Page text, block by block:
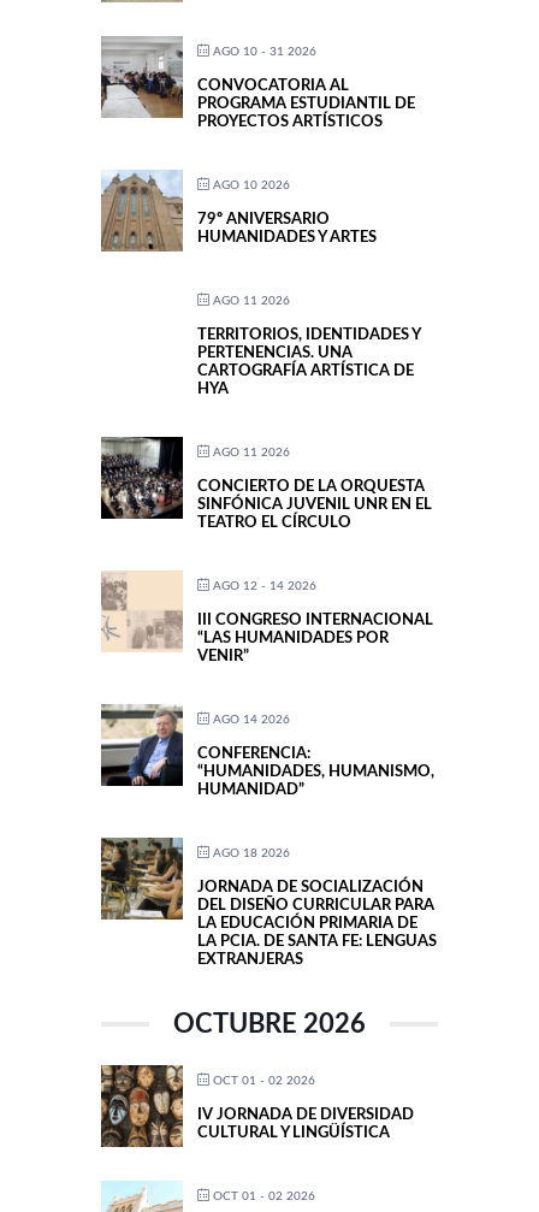
AGO 10 - 31 2026
CONVOCATORIA AL
PROGRAMA ESTUDIANTIL DE
PROYECTOS ARTÍSTICOS
AGO 10 2026
79º ANIVERSARIO
HUMANIDADES Y ARTES
AGO 11 2026
TERRITORIOS, IDENTIDADES Y
PERTENENCIAS. UNA
CARTOGRAFÍA ARTÍSTICA DE
HYA
AGO 11 2026
CONCIERTO DE LA ORQUESTA
SINFÓNICA JUVENIL UNR EN EL
TEATRO EL CÍRCULO
AGO 12 - 14 2026
III CONGRESO INTERNACIONAL
“LAS HUMANIDADES POR
VENIR”
AGO 14 2026
CONFERENCIA:
“HUMANIDADES, HUMANISMO,
HUMANIDAD”
AGO 18 2026
JORNADA DE SOCIALIZACIÓN
DEL DISEÑO CURRICULAR PARA
LA EDUCACIÓN PRIMARIA DE
LA PCIA. DE SANTA FE: LENGUAS
EXTRANJERAS
OCTUBRE 2026
OCT 01 - 02 2026
IV JORNADA DE DIVERSIDAD
CULTURAL Y LINGÜÍSTICA
OCT 01 - 02 2026